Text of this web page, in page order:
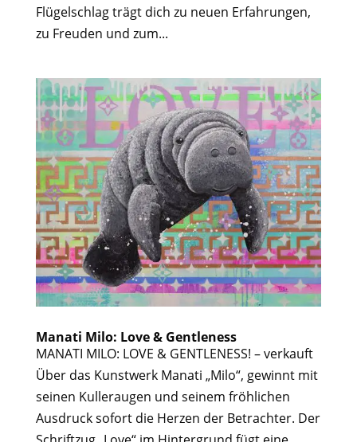
Flügelschlag trägt dich zu neuen Erfahrungen,
zu Freuden und zum...
Manati Milo: Love & Gentleness
MANATI MILO: LOVE & GENTLENESS! – verkauft
Über das Kunstwerk Manati „Milo“, gewinnt mit
seinen Kulleraugen und seinem fröhlichen
Ausdruck sofort die Herzen der Betrachter. Der